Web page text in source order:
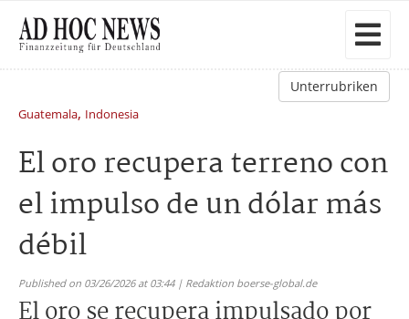
Unterrubriken
Guatemala, Indonesia
El oro recupera terreno con
el impulso de un dólar más
débil
Published on 03/26/2026 at 03:44 | Redaktion boerse-global.de